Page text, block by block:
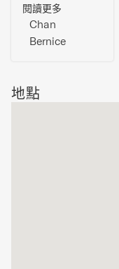
務：5/5 位置：
5/5 房間：3間
臥室，2間浴
Staff回
閱讀更多
Chan
Bernice
地點